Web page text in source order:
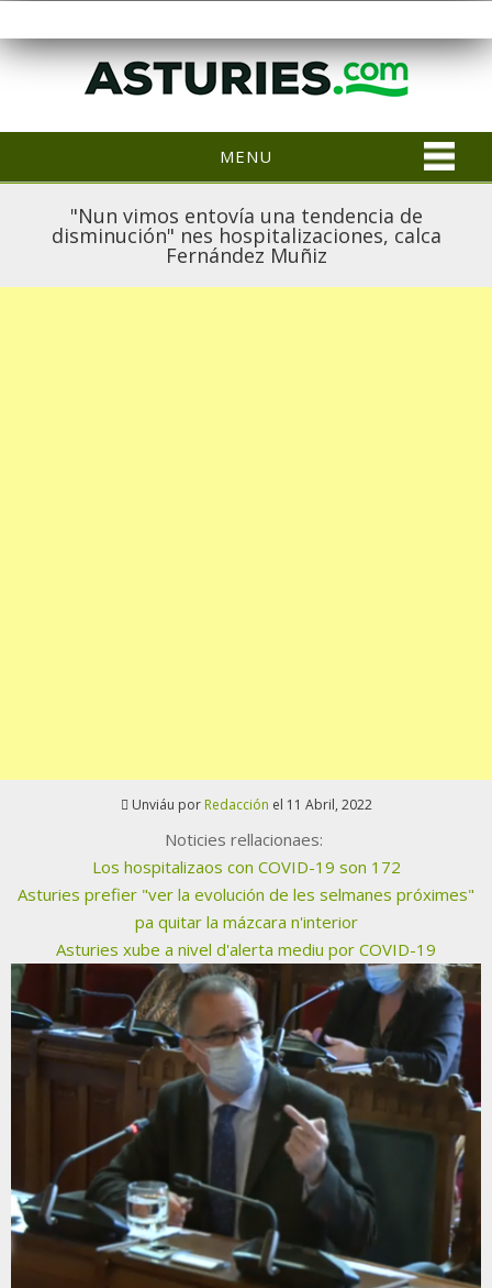
MENU
"Nun vimos entovía una tendencia de
disminución" nes hospitalizaciones, calca
Fernández Muñiz
Unviáu por Redacción el 11 Abril, 2022
Noticies rellacionaes:
Los hospitalizaos con COVID-19 son 172
Asturies prefier "ver la evolución de les selmanes próximes"
pa quitar la mázcara n'interior
Asturies xube a nivel d'alerta mediu por COVID-19